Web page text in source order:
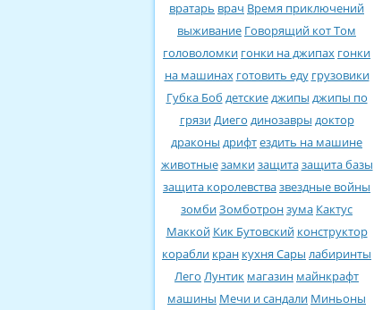
вратарь врач Время приключений
выживание Говорящий кот Том
головоломки гонки на джипах гонки
на машинах готовить еду грузовики
Губка Боб детскиеджипы джипы по
грязиДиего динозавры доктор
драконы дрифтездить на машине
животныезамкизащитазащита базы
защита королевствазвездные войны
зомбиЗомботронзума Кактус
Маккой Кик Бутовский конструктор
корабли кран кухня Сары лабиринты
Лего Лунтик магазин майнкрафт
машины Мечи и сандали Миньоны